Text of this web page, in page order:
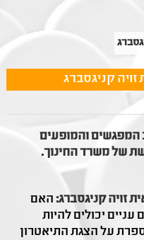
קניגסברג
המפגשים והמופעים
של משרד החינוך.
זויה קניגסברג: האם
יכולים להיות
על הצגת התיאטרון